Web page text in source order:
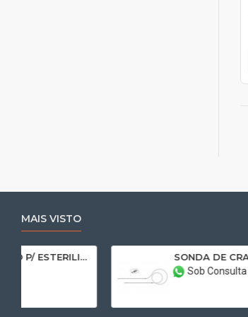
MAIS VISTO
CRAWFORD
R$ 120,00